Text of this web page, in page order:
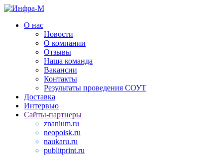
О нас
Новости
О компании
Отзывы
Наша команда
Вакансии
Контакты
Результаты проведения СОУТ
Доставка
Интервью
Сайты-партнеры
znanium.ru
neopoisk.ru
naukaru.ru
publitprint.ru